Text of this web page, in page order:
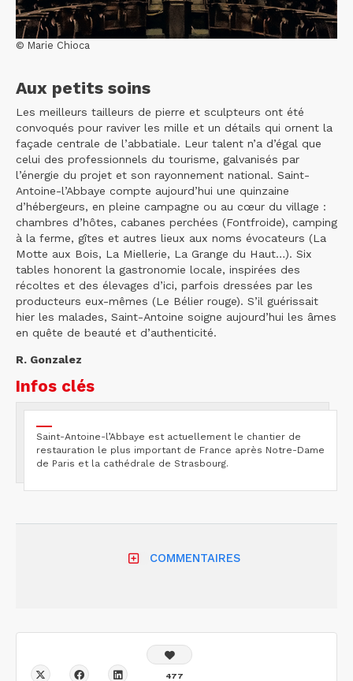
© Marie Chioca
Aux petits soins
Les meilleurs tailleurs de pierre et sculpteurs ont été
convoqués pour raviver les mille et un détails qui ornent la
façade centrale de l’abbatiale. Leur talent n’a d’égal que
celui des professionnels du tourisme, galvanisés par
l’énergie du projet et son rayonnement national. Saint-
Antoine-l’Abbaye compte aujourd’hui une quinzaine
d’hébergeurs, en pleine campagne ou au cœur du village :
chambres d’hôtes, cabanes perchées (Fontfroide), camping
à la ferme, gîtes et autres lieux aux noms évocateurs (La
Motte aux Bois, La Miellerie, La Grange du Haut…). Six
tables honorent la gastronomie locale, inspirées des
récoltes et des élevages d’ici, parfois dressées par les
producteurs eux-mêmes (Le Bélier rouge). S’il guérissait
hier les malades, Saint-Antoine soigne aujourd’hui les âmes
en quête de beauté et d’authenticité.
R. Gonzalez
Infos clés
Saint-Antoine-l’Abbaye est actuellement le chantier de
restauration le plus important de France après Notre-Dame
de Paris et la cathédrale de Strasbourg.
COMMENTAIRES
477